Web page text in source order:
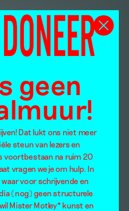
geen
Dat lukt ons niet meer
steun van lezers en
voortbestaan na ruim 20
vragen we je om hulp. In
voor schrijvende en
(nog) geen structurele
Mister Motley* kunst en